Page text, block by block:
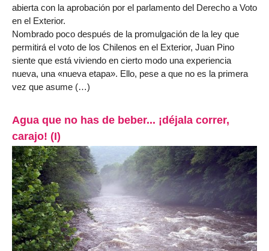
abierta con la aprobación por el parlamento del Derecho a Voto
en el Exterior.
Nombrado poco después de la promulgación de la ley que
permitirá el voto de los Chilenos en el Exterior, Juan Pino
siente que está viviendo en cierto modo una experiencia
nueva, una «nueva etapa». Ello, pese a que no es la primera
vez que asume (…)
Agua que no has de beber... ¡déjala correr,
carajo! (I)